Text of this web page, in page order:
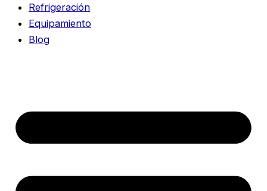
Refrigeración
Equipamiento
Blog